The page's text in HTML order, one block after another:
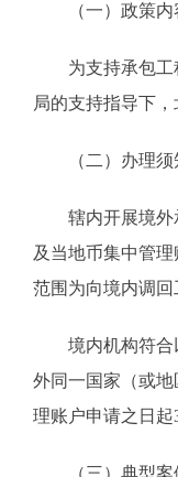
（一）政策内
为支持承包工程
局的支持指导下
（二）办理须
辖内开展境外承
及当地币集中管
范围为向境内调
境内机构符合以
外同一国家（或
理账户申请之日
（三）典型案